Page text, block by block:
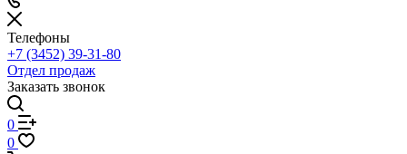
Телефоны
+7 (3452) 39-31-80
Отдел продаж
Заказать звонок
0
0